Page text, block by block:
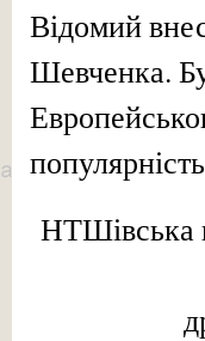
Відомий
Шевченка.
НТШівська